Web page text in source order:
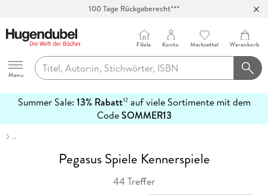
Abholung in über 100 Filialen
Hugendubel
Menu
Filiale Konto Merkzettel Warenkorb
Summer Sale: 13% Rabatt12auf viele Sortimente mit dem
CodeSOMMER13
erfahren
…
Pegasus Spiele Kennerspiele
44 Treffer